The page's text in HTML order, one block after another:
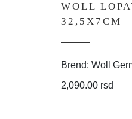
WOLL
32,5X7CM
Brend: Woll
2,090.00 rsd